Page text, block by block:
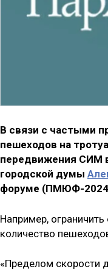
В связи с частыми
пешеходов на
передвижения СИМ
городской думы
форуме (ПМЮФ-
Например,
количество
«Пределом скорости